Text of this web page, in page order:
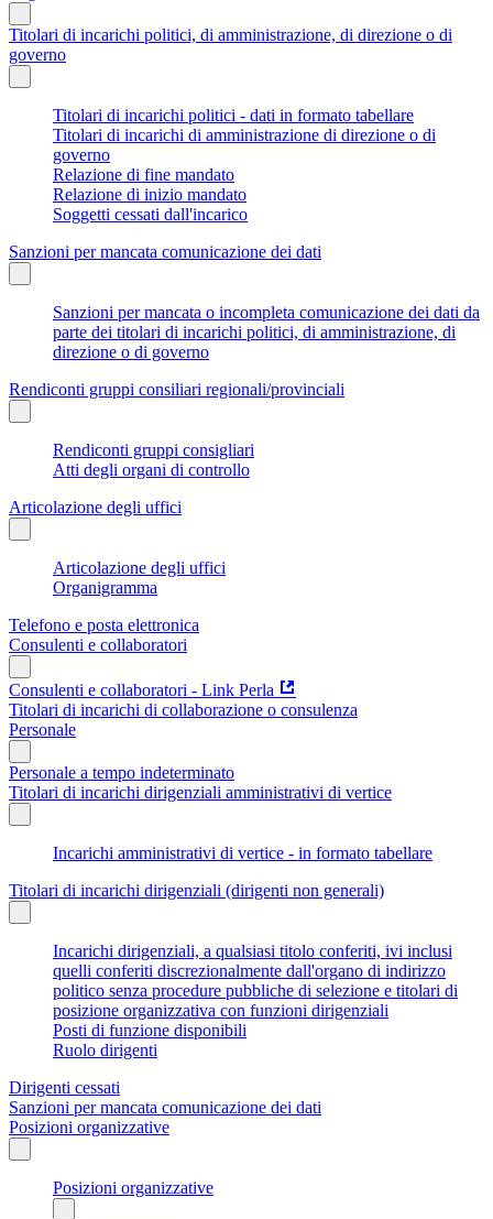
Titolari di incarichi politici, di amministrazione, di direzione o di
governo
Titolari di incarichi politici - dati in formato tabellare
Titolari di incarichi di amministrazione di direzione o di
governo
Relazione di fine mandato
Relazione di inizio mandato
Soggetti cessati dall'incarico
Sanzioni per mancata comunicazione dei dati
Sanzioni per mancata o incompleta comunicazione dei dati da
parte dei titolari di incarichi politici, di amministrazione, di
direzione o di governo
Rendiconti gruppi consiliari regionali/provinciali
Rendiconti gruppi consigliari
Atti degli organi di controllo
Articolazione degli uffici
Articolazione degli uffici
Organigramma
Telefono e posta elettronica
Consulenti e collaboratori
Consulenti e collaboratori - Link Perla
Titolari di incarichi di collaborazione o consulenza
Personale
Personale a tempo indeterminato
Titolari di incarichi dirigenziali amministrativi di vertice
Incarichi amministrativi di vertice - in formato tabellare
Titolari di incarichi dirigenziali (dirigenti non generali)
Incarichi dirigenziali, a qualsiasi titolo conferiti, ivi inclusi
quelli conferiti discrezionalmente dall'organo di indirizzo
politico senza procedure pubbliche di selezione e titolari di
posizione organizzativa con funzioni dirigenziali
Posti di funzione disponibili
Ruolo dirigenti
Dirigenti cessati
Sanzioni per mancata comunicazione dei dati
Posizioni organizzative
Posizioni organizzative